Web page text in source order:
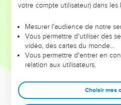
liée ne soit pas avec nous,
est pas ; et tes serviteurs feront
blancs de ton serviteur, notre
Car ton serviteur a répondu
mon père, en disant : Si je ne te
envers mon père tous mes jours.
Et maintenant, que ton
votre compte utilisateur) dans les
Mesurer l'audience de notre
Vous permettre d'utiliser des
vidéo, des cartes du monde…
Vous permettre d'entrer en
relation aux utilisateurs.
Choisir mes